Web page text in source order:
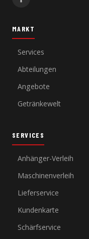
MARKT
Services
Abteilungen
Angebote
Getränkewelt
SERVICES
Anhänger-Verleih
Maschinenverleih
Lieferservice
Kundenkarte
Schärfservice